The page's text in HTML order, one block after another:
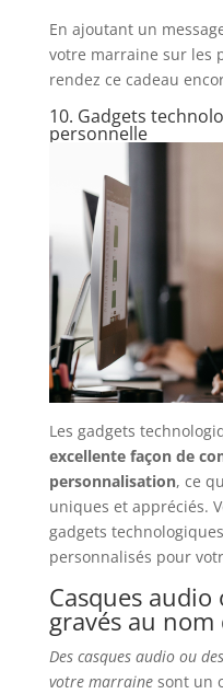
En ajoutant un
votre marraine sur les
rendez ce cadeau
10. Gadgets
personnelle
Les gadgets
excellente façon de
personnalisation, ce
uniques et appréciés.
gadgets
personnalisés pour
Casques
gravés au
Des casques audio ou
votre marrainesont un